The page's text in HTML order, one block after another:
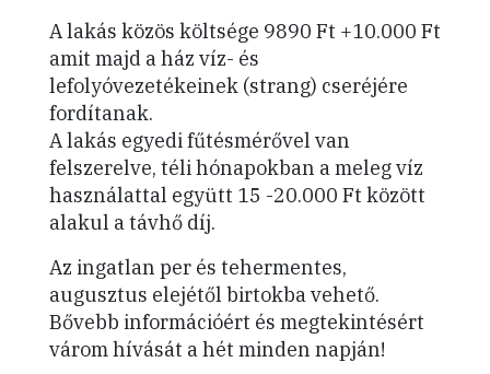
A lakás közös költsége 9890 Ft +10.000 Ft
amit majd a ház víz- és
lefolyóvezetékeinek (strang) cseréjére
fordítanak.
A lakás egyedi fűtésmérővel van
felszerelve, téli hónapokban a meleg víz
használattal együtt 15 -20.000 Ft között
alakul a távhő díj.
Az ingatlan per és tehermentes,
augusztus elejétől birtokba vehető.
Bővebb információért és megtekintésért
várom hívását a hét minden napján!